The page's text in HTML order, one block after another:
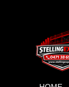
hoofdinhoud